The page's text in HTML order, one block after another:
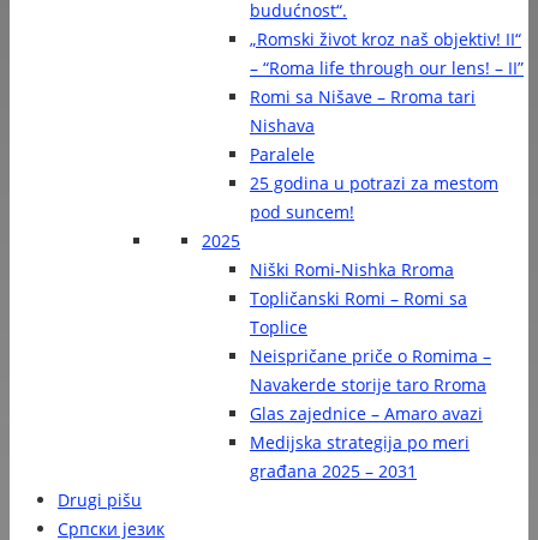
budućnost“.
„Romski život kroz naš objektiv! II“
– “Roma life through our lens! – II”
Romi sa Nišave – Rroma tari
Nishava
Paralele
25 godina u potrazi za mestom
pod suncem!
2025
Niški Romi-Nishka Rroma
Topličanski Romi – Romi sa
Toplice
Neispričane priče o Romima –
Navakerde storije taro Rroma
Glas zajednice – Amaro avazi
Medijska strategija po meri
građana 2025 – 2031
Drugi pišu
Српски језик